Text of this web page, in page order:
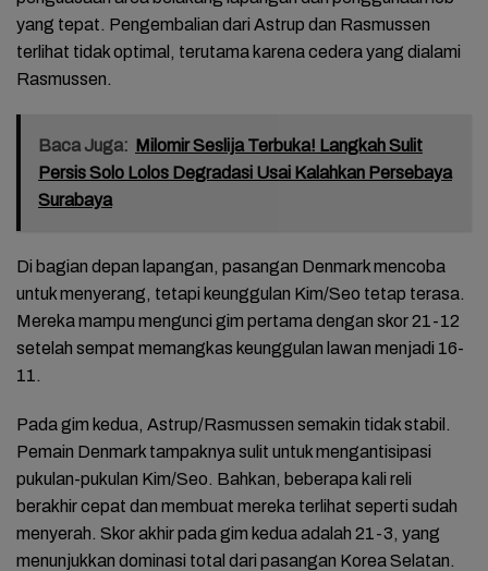
yang tepat. Pengembalian dari Astrup dan Rasmussen
terlihat tidak optimal, terutama karena cedera yang dialami
Rasmussen.
Baca Juga: Milomir Seslija Terbuka! Langkah Sulit
Persis Solo Lolos Degradasi Usai Kalahkan Persebaya
Surabaya
Di bagian depan lapangan, pasangan Denmark mencoba
untuk menyerang, tetapi keunggulan Kim/Seo tetap terasa.
Mereka mampu mengunci gim pertama dengan skor 21-12
setelah sempat memangkas keunggulan lawan menjadi 16-
11.
Pada gim kedua, Astrup/Rasmussen semakin tidak stabil.
Pemain Denmark tampaknya sulit untuk mengantisipasi
pukulan-pukulan Kim/Seo. Bahkan, beberapa kali reli
berakhir cepat dan membuat mereka terlihat seperti sudah
menyerah. Skor akhir pada gim kedua adalah 21-3, yang
menunjukkan dominasi total dari pasangan Korea Selatan.